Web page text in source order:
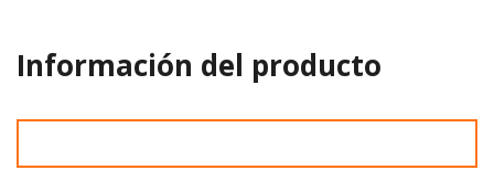
Información del producto